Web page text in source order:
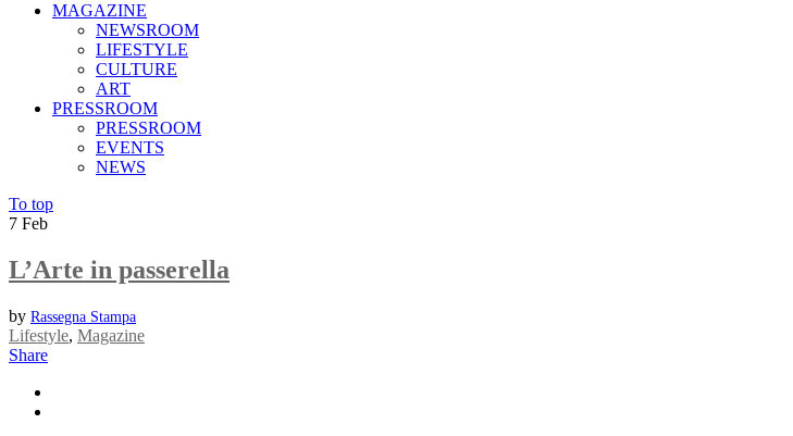
MAGAZINE
NEWSROOM
LIFESTYLE
CULTURE
ART
PRESSROOM
PRESSROOM
EVENTS
NEWS
To top
7 Feb
L’Arte in passerella
by Rassegna Stampa
Lifestyle, Magazine
Share